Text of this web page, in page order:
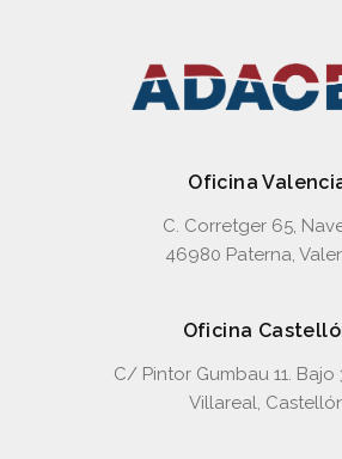
Oficina
C. Corretger 65,
46980 Paterna,
Oficina
C/ Pintor Gumbau 11. Bajo
Villareal,